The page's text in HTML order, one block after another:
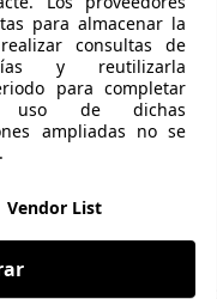
para almacenar la
consultas de
y reutilizarla
para completar
uso de dichas
ampliadas no se
Vendor List
debes purgar los